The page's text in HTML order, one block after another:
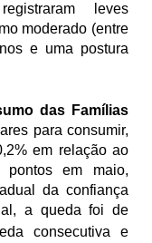
leves
moderado (entre
e uma postura
das Famílias
para consumir,
em relação ao
pontos em maio,
da confiança
a queda foi de
consecutiva e